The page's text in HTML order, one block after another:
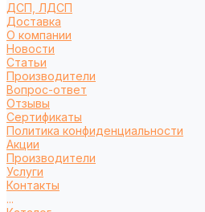
ДСП, ЛДСП
Доставка
О компании
Новости
Статьи
Производители
Вопрос-ответ
Отзывы
Сертификаты
Политика конфиденциальности
Акции
Производители
Услуги
Контакты
...